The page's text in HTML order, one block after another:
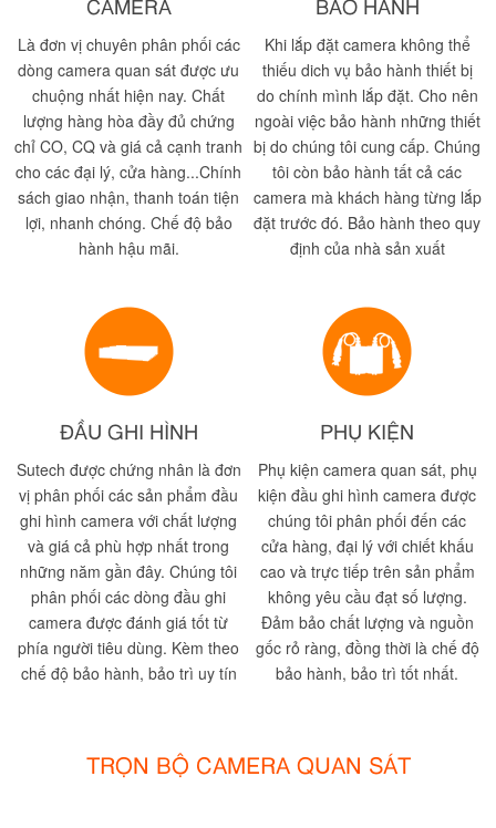
BẢO HÀNH
Khi lắp đặt camera không thể
thiếu dich vụ bảo hành thiết bị
do chính mình lắp đặt. Cho nên
ngoài việc bảo hành những thiết
bị do chúng tôi cung cấp. Chúng
tôi còn bảo hành tất cả các
camera mà khách hàng từng lắp
đặt trước đó. Bảo hành theo quy
định của nhà sản xuất
CAMERA
Là đơn vị chuyên phân phối các
dòng camera quan sát được ưu
chuộng nhất hiện nay. Chất
lượng hàng hòa đầy đủ chứng
chỉ CO, CQ và giá cả cạnh tranh
cho các đại lý, cửa hàng...Chính
sách giao nhận, thanh toán tiện
lợi, nhanh chóng. Chế độ bảo
hành hậu mãi.
ĐẦU GHI HÌNH
Sutech được chứng nhân là đơn
vị phân phối các sản phẩm đầu
ghi hình camera với chất lượng
và giá cả phù hợp nhất trong
những năm gần đây. Chúng tôi
phân phối các dòng đầu ghi
camera được đánh giá tốt từ
phía người tiêu dùng. Kèm theo
chế độ bảo hành, bảo trì uy tín
PHỤ KIỆN
Phụ kiện camera quan sát, phụ
kiện đầu ghi hình camera được
chúng tôi phân phối đến các
cửa hàng, đại lý với chiết khấu
cao và trực tiếp trên sản phẩm
không yêu cầu đạt số lượng.
Đảm bảo chất lượng và nguồn
gốc rỏ ràng, đồng thời là chế độ
bảo hành, bảo trì tốt nhất.
TRỌN BỘ CAMERA QUAN SÁT